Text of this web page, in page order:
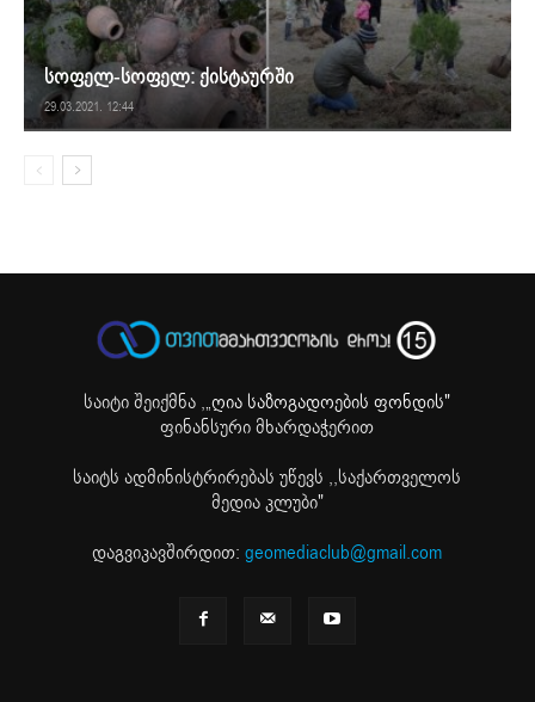
სოფელ-სოფელ: ქისტაურში
29.03.2021. 12:44
საიტი შეიქმნა ,„ღია საზოგადოების ფონდის"
ფინანსური მხარდაჭერით
საიტს ადმინისტრირებას უწევს ,,საქართველოს
მედია კლუბი"
დაგვიკავშირდით:geomediaclub@gmail.com